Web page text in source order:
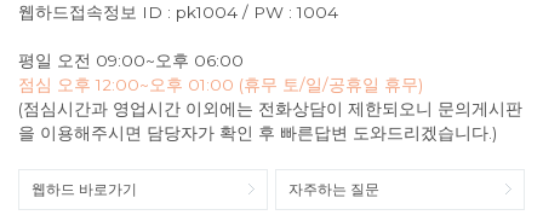
웹하드접속정보 ID : pk1004 / PW : 1004
평일 오전 09:00~오후 06:00
점심 오후 12:00~오후 01:00 (휴무 토/일/공휴일 휴무)
(점심시간과 영업시간 이외에는 전화상담이 제한되오니 문의게시판
을 이용해주시면 담당자가 확인 후 빠른답변 도와드리겠습니다.)
웹하드 바로가기 자주하는 질문